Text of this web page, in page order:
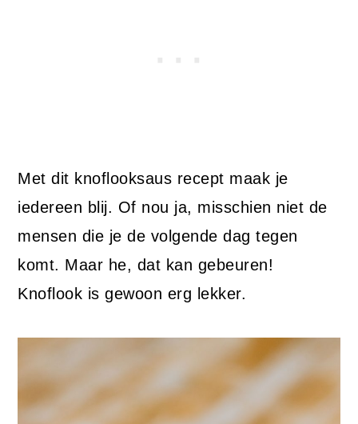
Met dit knoflooksaus recept maak je
iedereen blij. Of nou ja, misschien niet de
mensen die je de volgende dag tegen
komt. Maar he, dat kan gebeuren!
Knoflook is gewoon erg lekker.